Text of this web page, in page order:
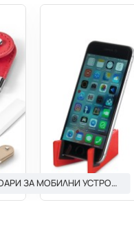
АКСЕСОАРИ ЗА МОБИЛНИ УСТРОЙСТВА И ТАБЛЕТИ